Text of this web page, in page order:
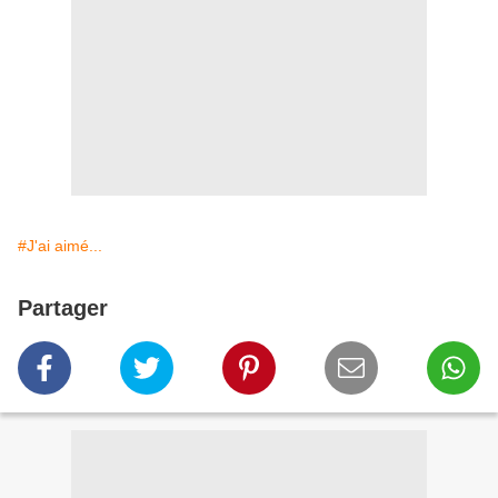
#J'ai aimé...
Partager